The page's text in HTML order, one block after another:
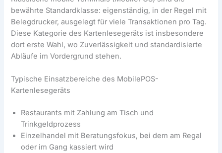
bewährte Standardklasse: eigenständig, in der Regel mit
Belegdrucker, ausgelegt für viele Transaktionen pro Tag.
Diese Kategorie des Kartenlesegeräts ist insbesondere
dort erste Wahl, wo Zuverlässigkeit und standardisierte
Abläufe im Vordergrund stehen.
Typische Einsatzbereiche des MobilePOS-
Kartenlesegeräts
Restaurants mit Zahlung am Tisch und
Trinkgeldprozess
Einzelhandel mit Beratungsfokus, bei dem am Regal
oder im Gang kassiert wird